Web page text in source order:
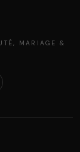
MARIAGE &